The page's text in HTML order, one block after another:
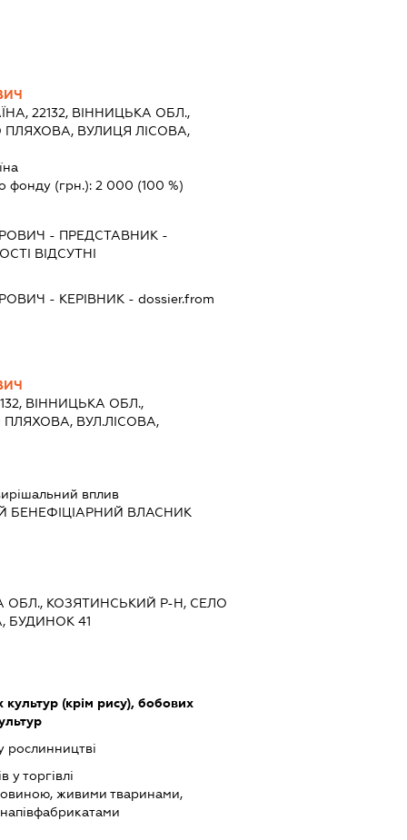
22132, ВІННИЦЬКА ОБЛ.,
ВУЛИЦЯ ЛІСОВА,
фонду (грн.): 2 000 (100 %)
- ПРЕДСТАВНИК -
ВІДСУТНІ
- КЕРІВНИК - dossier.from
ВІННИЦЬКА ОБЛ.,
ВУЛ.ЛІСОВА,
вплив
БЕНЕФІЦІАРНИЙ ВЛАСНИК
ОБЛ., КОЗЯТИНСЬКИЙ Р-Н, СЕЛО
БУДИНОК 41
(крім рису), бобових
рослинництві
у торгівлі
живими тваринами,